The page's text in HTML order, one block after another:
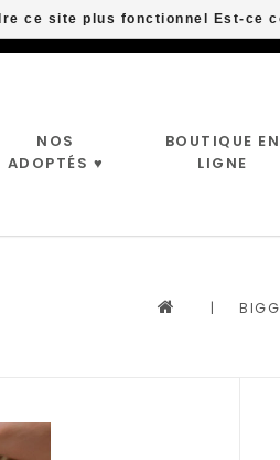
NOS
ADOPTÉS ♥
BOUTIQUE EN
LIGNE
|
ce site plus fonctionnel Est-ce
Livraison gratuite à